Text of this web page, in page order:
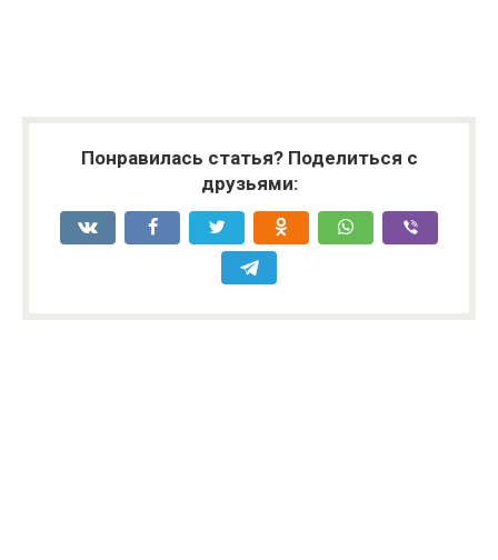
Понравилась статья? Поделиться с
друзьями: